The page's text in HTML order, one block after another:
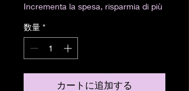
Incrementa la spesa, risparmia di più
数量 *
カートに追加する